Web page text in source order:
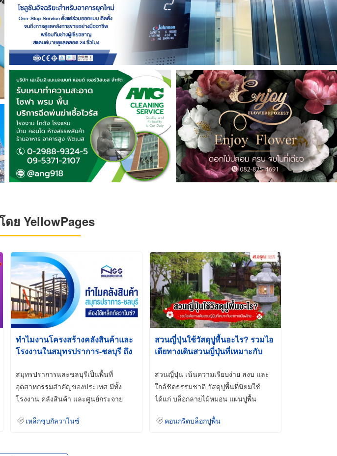
ย YellowPages
ทำไมงานโครงสร้างคลังสินค้าและ
โรงงานในสมุทรปราการ-ชลบุรี ถึง
Galvanized)
สมุทรปราการและชลบุรีเป็นพื้นที่
อุตสาหกรรมสำคัญของประเทศ มีทั้ง
โรงงาน คลังสินค้า และศูนย์กระจาย
เหล็กชุบกัลวาไนซ์
สวนญี่ปุ่นใช้วัสดุปูพื้นอะไร? รวมไอ
เดียทางเดินสวนญี่ปุ่นที่เหมาะกับ
สวนญี่ปุ่น เน้นความเรียบง่าย สงบ และ
ใกล้ชิดธรรมชาติ วัสดุปูพื้นที่นิยมใช้
ได้แก่ บล็อกลายไม้หมอน แผ่นปูพื้น
คอนกรีตบล็อกปูพื้น